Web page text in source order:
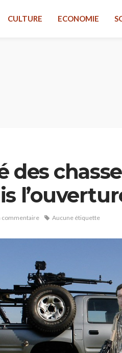
CULTURE ECONOMIE
des
commentaire Aucune étiquette